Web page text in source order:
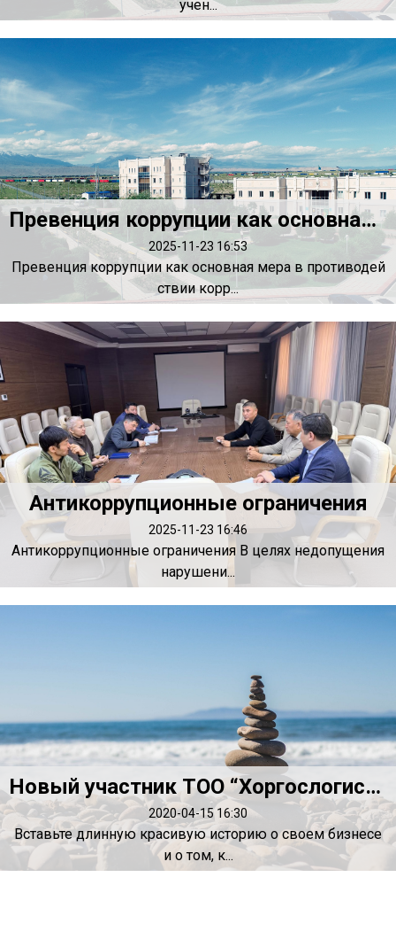
учен...
Превенция коррупции как основная мера в противодействии коррупции
2025-11-23 16:53
Превенция коррупции как основная мера в противодей
ствии корр...
Антикоррупционные ограничения
2025-11-23 16:46
Антикоррупционные ограничения В целях недопущения
нарушени...
Новый участник ТОО “Хоргослогистик Оператор”
2020-04-15 16:30
Вставьте длинную красивую историю о своем бизнесе
и о том, к...